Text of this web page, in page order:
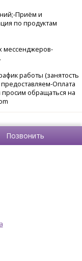
Приём и
по продуктам
мессенджеров-
работы (занятость
Оплата
обращаться на
Позвонить